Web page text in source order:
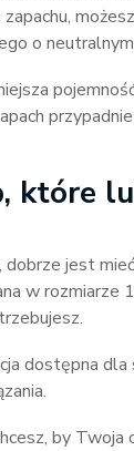
o neutralnym
które
jest
w rozmiarze
dostępna
by Twoja